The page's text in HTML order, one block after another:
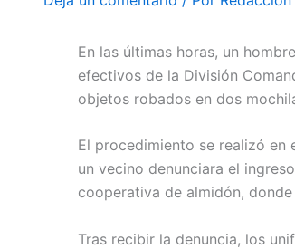
En las últimas horas, un
efectivos de la División
objetos robados en dos
El procedimiento se realizó en
un vecino denunciara el
cooperativa de almidón,
Tras recibir la denuncia, los